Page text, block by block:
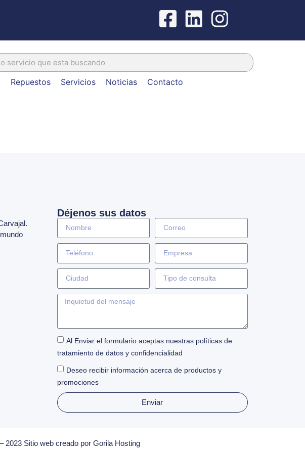
Repuestos Servicios Noticias Contacto
Déjenos sus datos
Al Enviar el formulario aceptas nuestras políticas de
tratamiento de datos y confidencialidad
Deseo recibir información acerca de productos y
promociones
Enviar
2023 Sitio web creado por Gorila Hosting